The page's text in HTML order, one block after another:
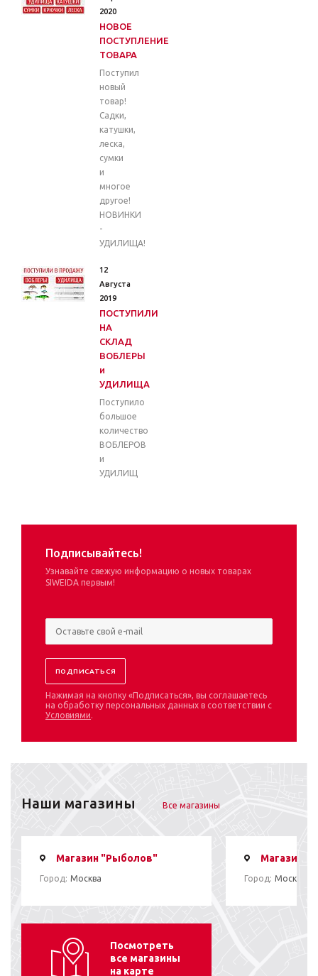
2020
НОВОЕ
ПОСТУПЛЕНИЕ
ТОВАРА
Поступил
новый
товар!
Садки,
катушки,
леска,
сумки
и
многое
другое!
НОВИНКИ
-
УДИЛИЩА!
12
Августа
2019
ПОСТУПИЛИ
НА
СКЛАД
ВОБЛЕРЫ
и
УДИЛИЩА
Поступило
большое
количество
ВОБЛЕРОВ
и
УДИЛИЩ
Подписывайтесь!
Узнавайте свежую информацию о новых товарах
SIWEIDA первым!
Нажимая на кнопку «Подписаться», вы соглашаетесь
на обработку персональных данных в соответствии с
Условиями.
Наши магазины Все магазины
Магазин "Рыболов"
Город: Москва
Магазин
Город: Москва
Посмотреть
все магазины
на карте